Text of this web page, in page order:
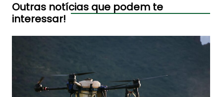
Outras notícias que podem te
interessar!